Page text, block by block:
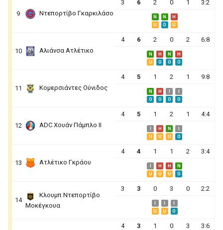
9 Ντεπορτίβο Γκαρκιλάσο
3 6 2 0 1 3:2
N N
H
U
O U
10 Αλιάνσα Ατλέτικο
4 6 2 0 2 6:8
N H N
H
U
O O O
11 Κομερσιάντες Ούνιδος
4 5 1 2 1 9:8
N H
O
O O O
12 ADC Χουάν Πάμπλο ΙΙ
4 5 1 2 1 4:4
H N
U
U U O
13 Ατλέτικο Γκράου
4 4 1 1 2 3:4
H H
N
U
U U O
14
Κλουμπ Ντεπορτίβο
Μοκέγκουα
3 3 0 3 0 2:2
U
U O
4 3 1 0 3 3:6